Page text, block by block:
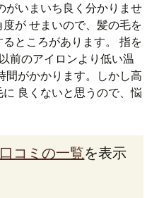
がいまいち良く分かりませ
が せまいので、髪の毛を
ところがあります。 指を
前のアイロンより低い温
間がかかります。しかし高
良くないと思うので、悩
コミの一覧を表示